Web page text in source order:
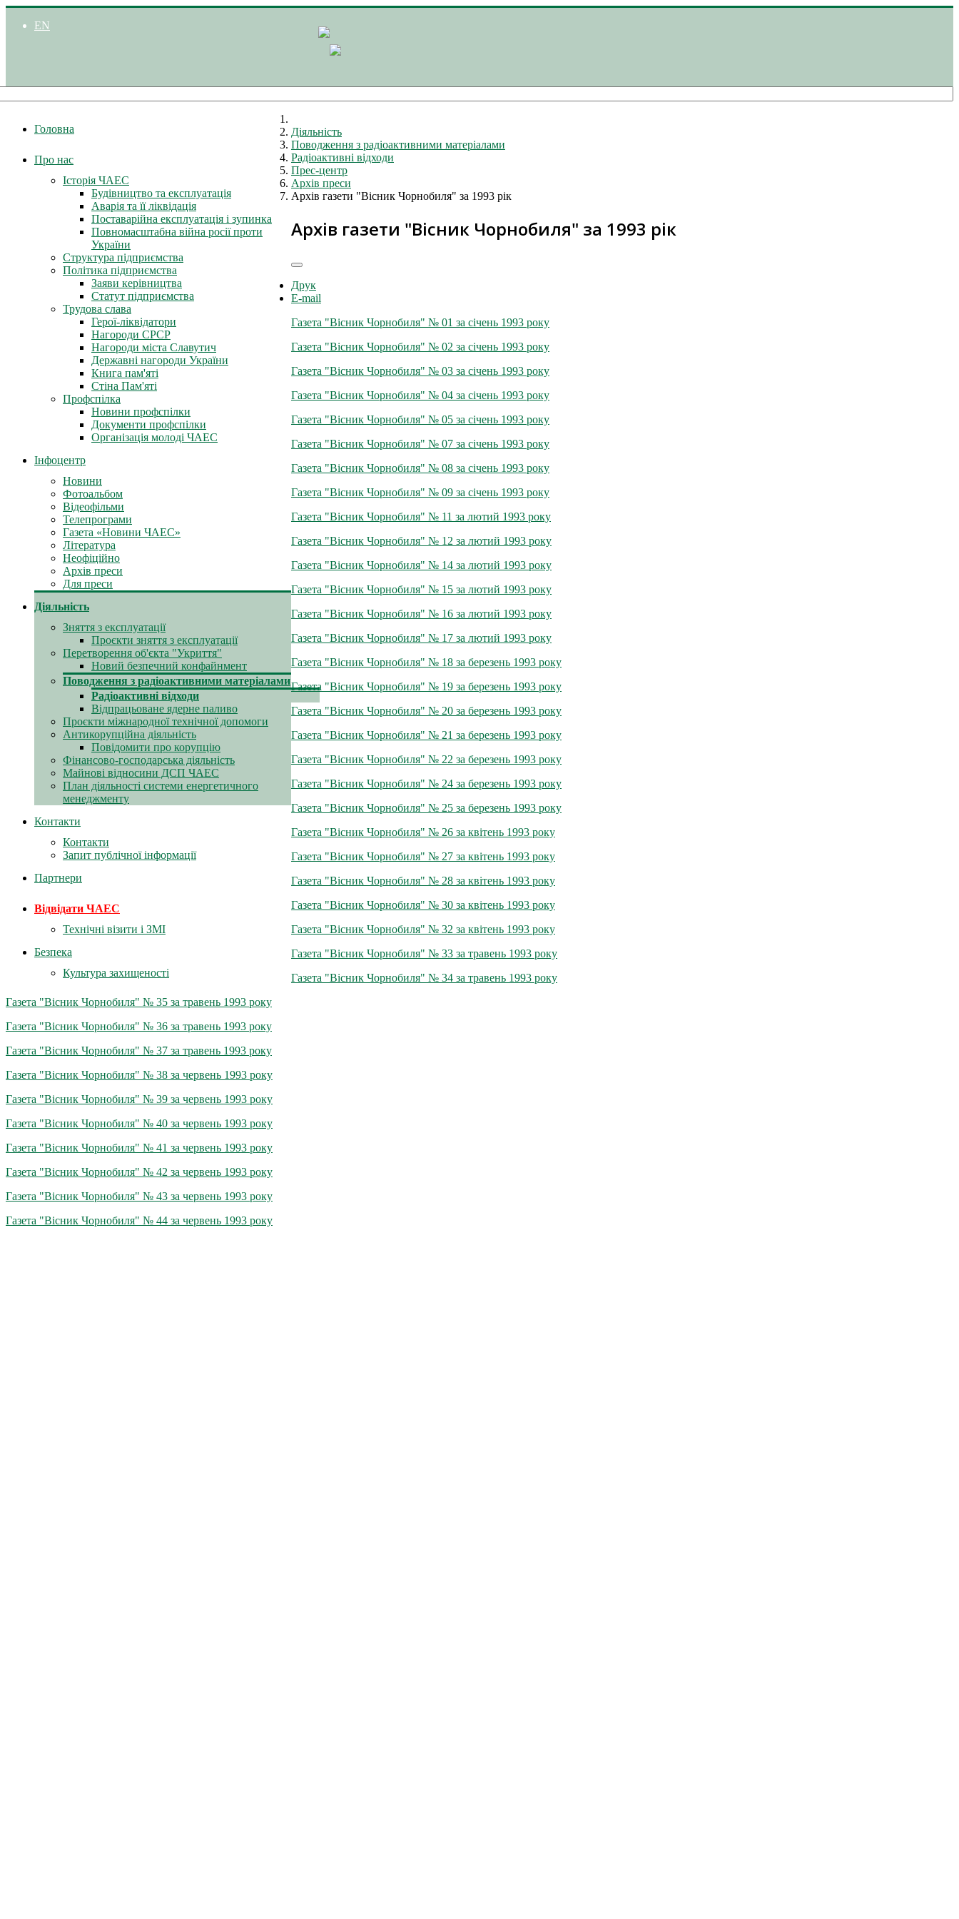
EN
Головна
Про нас
Історія ЧАЕС
Будівництво та експлуатація
Аварія та її ліквідація
Поставарійна експлуатація і зупинка
Повномасштабна війна росії проти
України
Структура підприємства
Політика підприємства
Заяви керівництва
Статут підприємства
Трудова слава
Герої-ліквідатори
Нагороди СРСР
Нагороди міста Славутич
Державні нагороди України
Книга пам'яті
Стіна Пам'яті
Профспілка
Новини профспілки
Документи профспілки
Організація молоді ЧАЕС
Інфоцентр
Новини
Фотоальбом
Відеофільми
Телепрограми
Газета «Новини ЧАЕС»
Література
Неофіційно
Архів преси
Для преси
Діяльність
Зняття з експлуатації
Проєкти зняття з експлуатації
Перетворення об'єкта "Укриття"
Новий безпечний конфайнмент
Поводження з радіоактивними матеріалами
Радіоактивні відходи
Відпрацьоване ядерне паливо
Проєкти міжнародної технічної допомоги
Антикорупційна діяльність
Повідомити про корупцію
Фінансово-господарська діяльність
Майнові відносини ДСП ЧАЕС
План діяльності системи енергетичного
менеджменту
Контакти
Контакти
Запит публічної інформації
Партнери
Відвідати ЧАЕС
Технічні візити і ЗМІ
Безпека
Культура захищеності
Діяльність
Поводження з радіоактивними матеріалами
Радіоактивні відходи
Прес-центр
Архів преси
Архів газети "Вісник Чорнобиля" за 1993 рік
Архів газети "Вісник Чорнобиля" за 1993 рік
Друк
E-mail
Газета "Вісник Чорнобиля" № 01 за січень 1993 року
Газета "Вісник Чорнобиля" № 02 за січень 1993 року
Газета "Вісник Чорнобиля" № 03 за січень 1993 року
Газета "Вісник Чорнобиля" № 04 за січень 1993 року
Газета "Вісник Чорнобиля" № 05 за січень 1993 року
Газета "Вісник Чорнобиля" № 07 за січень 1993 року
Газета "Вісник Чорнобиля" № 08 за січень 1993 року
Газета "Вісник Чорнобиля" № 09 за січень 1993 року
Газета "Вісник Чорнобиля" № 11 за лютий 1993 року
Газета "Вісник Чорнобиля" № 12 за лютий 1993 року
Газета "Вісник Чорнобиля" № 14 за лютий 1993 року
Газета "Вісник Чорнобиля" № 15 за лютий 1993 року
Газета "Вісник Чорнобиля" № 16 за лютий 1993 року
Газета "Вісник Чорнобиля" № 17 за лютий 1993 року
Газета "Вісник Чорнобиля" № 18 за березень 1993 року
Газета "Вісник Чорнобиля" № 19 за березень 1993 року
Газета "Вісник Чорнобиля" № 20 за березень 1993 року
Газета "Вісник Чорнобиля" № 21 за березень 1993 року
Газета "Вісник Чорнобиля" № 22 за березень 1993 року
Газета "Вісник Чорнобиля" № 24 за березень 1993 року
Газета "Вісник Чорнобиля" № 25 за березень 1993 року
Газета "Вісник Чорнобиля" № 26 за квітень 1993 року
Газета "Вісник Чорнобиля" № 27 за квітень 1993 року
Газета "Вісник Чорнобиля" № 28 за квітень 1993 року
Газета "Вісник Чорнобиля" № 30 за квітень 1993 року
Газета "Вісник Чорнобиля" № 32 за квітень 1993 року
Газета "Вісник Чорнобиля" № 33 за травень 1993 року
Газета "Вісник Чорнобиля" № 34 за травень 1993 року
Газета "Вісник Чорнобиля" № 35 за травень 1993 року
Газета "Вісник Чорнобиля" № 36 за травень 1993 року
Газета "Вісник Чорнобиля" № 37 за травень 1993 року
Газета "Вісник Чорнобиля" № 38 за червень 1993 року
Газета "Вісник Чорнобиля" № 39 за червень 1993 року
Газета "Вісник Чорнобиля" № 40 за червень 1993 року
Газета "Вісник Чорнобиля" № 41 за червень 1993 року
Газета "Вісник Чорнобиля" № 42 за червень 1993 року
Газета "Вісник Чорнобиля" № 43 за червень 1993 року
Газета "Вісник Чорнобиля" № 44 за червень 1993 року